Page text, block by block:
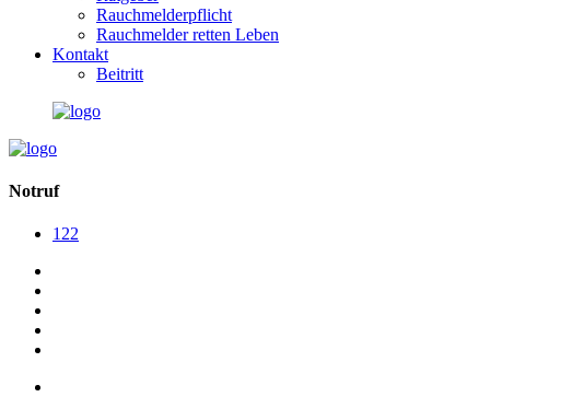
Rauchmelderpflicht
Rauchmelder retten Leben
Kontakt
Beitritt
Notruf
122